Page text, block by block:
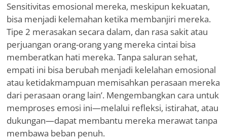
Sensitivitas emosional mereka, meskipun kekuatan,
bisa menjadi kelemahan ketika membanjiri mereka.
Tipe 2 merasakan secara dalam, dan rasa sakit atau
perjuangan orang-orang yang mereka cintai bisa
memberatkan hati mereka. Tanpa saluran sehat,
empati ini bisa berubah menjadi kelelahan emosional
atau ketidakmampuan memisahkan perasaan mereka
dari perasaan orang lain’. Mengembangkan cara untuk
memproses emosi ini—melalui refleksi, istirahat, atau
dukungan—dapat membantu mereka merawat tanpa
membawa beban penuh.